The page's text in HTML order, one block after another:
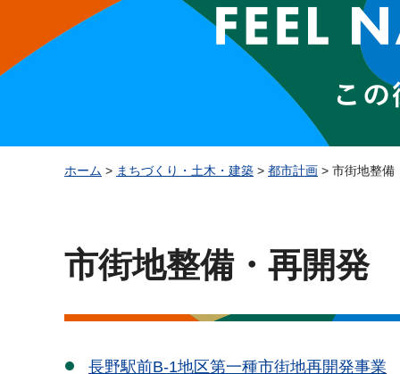
ホーム > まちづくり・土木・建築 > 都市計画 > 市街地整備
市街地整備・再開発
長野駅前B-1地区第一種市街地再開発事業